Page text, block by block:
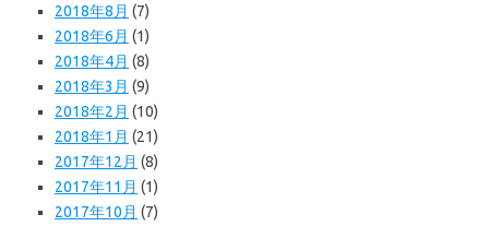
2018年8月 (7)
2018年6月 (1)
2018年4月 (8)
2018年3月 (9)
2018年2月 (10)
2018年1月 (21)
2017年12月 (8)
2017年11月 (1)
2017年10月 (7)